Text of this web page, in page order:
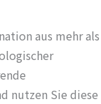
aus mehr als
nutzen Sie diese